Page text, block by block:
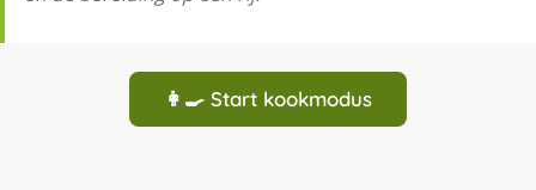
👩‍🍳 Start kookmodus